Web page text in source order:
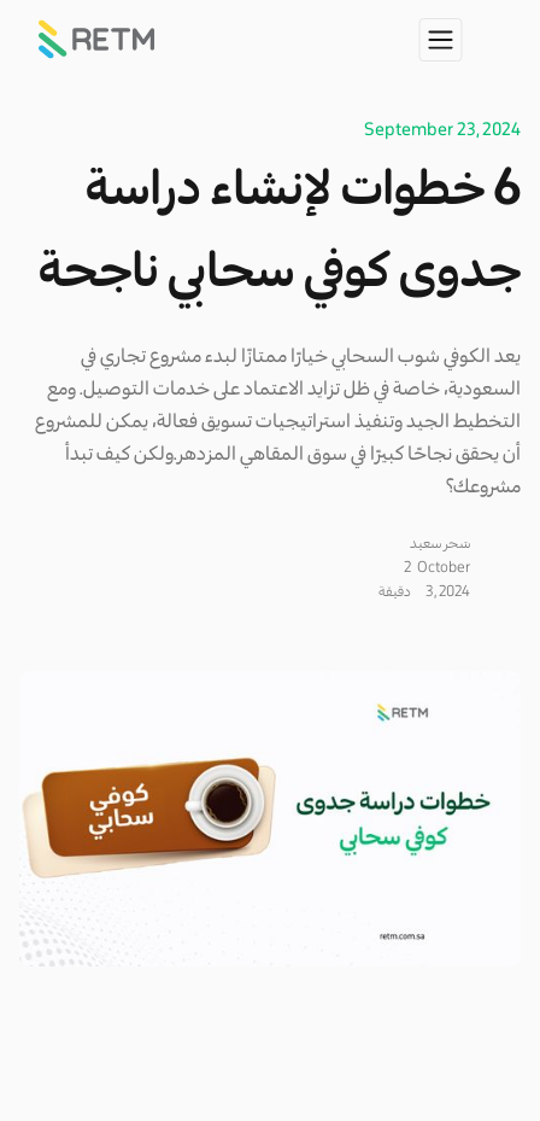
September 23, 2024
6 خطوات لإنشاء دراسة
جدوى كوفي سحابي ناجحة
يعد الكوفي شوب السحابي خيارًا ممتازًا لبدء مشروع تجاري في
السعودية، خاصة في ظل تزايد الاعتماد على خدمات التوصيل. ومع
التخطيط الجيد وتنفيذ استراتيجيات تسويق فعالة، يمكن للمشروع
أن يحقق نجاحًا كبيرًا في سوق المقاهي المزدهر.ولكن كيف تبدأ
مشروعك؟
سَحر سعيد
October
3, 2024
2
دقيقة